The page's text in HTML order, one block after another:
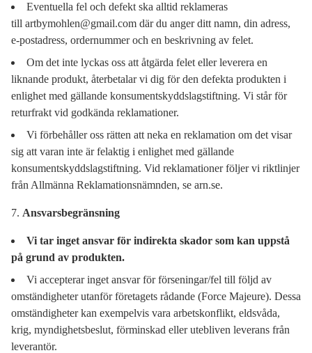
Eventuella fel och defekt ska alltid reklameras
till artbymohlen@gmail.com där du anger ditt namn, din adress,
e-postadress, ordernummer och en beskrivning av felet.
Om det inte lyckas oss att åtgärda felet eller leverera en
liknande produkt, återbetalar vi dig för den defekta produkten i
enlighet med gällande konsumentskyddslagstiftning. Vi står för
returfrakt vid godkända reklamationer.
Vi förbehåller oss rätten att neka en reklamation om det visar
sig att varan inte är felaktig i enlighet med gällande
konsumentskyddslagstiftning. Vid reklamationer följer vi riktlinjer
från Allmänna Reklamationsnämnden, se arn.se.
Ansvarsbegränsning
Vi tar inget ansvar för indirekta skador som kan uppstå
på grund av produkten.
Vi accepterar inget ansvar för förseningar/fel till följd av
omständigheter utanför företagets rådande (Force Majeure). Dessa
omständigheter kan exempelvis vara arbetskonflikt, eldsvåda,
krig, myndighetsbeslut, förminskad eller utebliven leverans från
leverantör.